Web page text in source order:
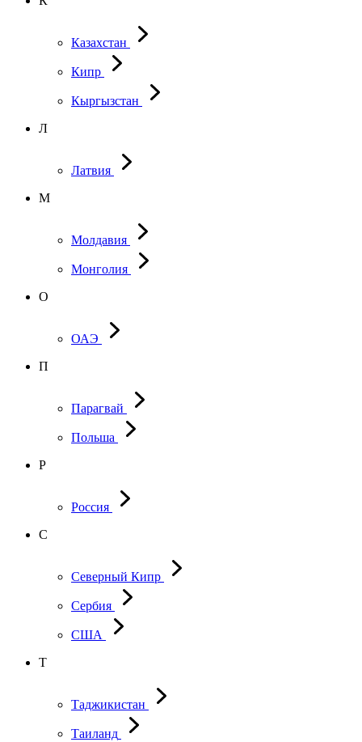
Казахстан
Кипр
Кыргызстан
Л
Латвия
М
Молдавия
Монголия
О
ОАЭ
П
Парагвай
Польша
Р
Россия
С
Северный Кипр
Сербия
США
Т
Таджикистан
Таиланд